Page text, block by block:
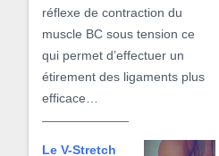
réflexe de contraction du
muscle BC sous tension ce
qui permet d’effectuer un
étirement des ligaments plus
efficace…
Le V-Stretch